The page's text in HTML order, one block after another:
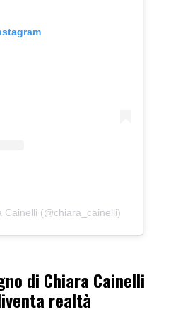
Cainelli (@chiara_cainelli)
di Chiara Cainelli
realtà